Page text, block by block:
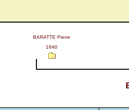
BARATTE Pierre
1640